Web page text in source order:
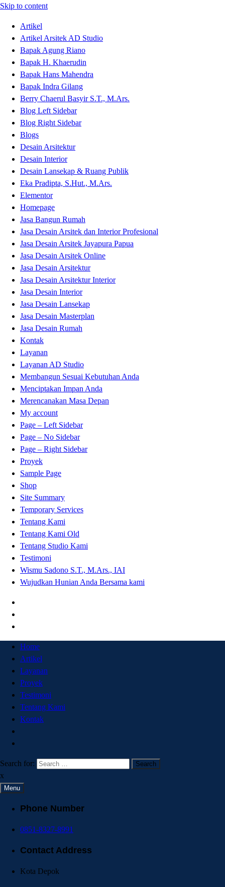
Skip to content
Artikel
Artikel Arsitek AD Studio
Bapak Agung Riano
Bapak H. Khaerudin
Bapak Hans Mahendra
Bapak Indra Gilang
Berry Chaerul Basyir S.T., M.Ars.
Blog Left Sidebar
Blog Right Sidebar
Blogs
Desain Arsitektur
Desain Interior
Desain Lansekap & Ruang Publik
Eka Pradipta, S.Hut., M.Ars.
Elementor
Homepage
Jasa Bangun Rumah
Jasa Desain Arsitek dan Interior Profesional
Jasa Desain Arsitek Jayapura Papua
Jasa Desain Arsitek Online
Jasa Desain Arsitektur
Jasa Desain Arsitektur Interior
Jasa Desain Interior
Jasa Desain Lansekap
Jasa Desain Masterplan
Jasa Desain Rumah
Kontak
Layanan
Layanan AD Studio
Membangun Sesuai Kebutuhan Anda
Menciptakan Impan Anda
Merencanakan Masa Depan
My account
Page – Left Sidebar
Page – No Sidebar
Page – Right Sidebar
Proyek
Sample Page
Shop
Site Summary
Temporary Services
Tentang Kami
Tentang Kami Old
Tentang Studio Kami
Testimoni
Wismu Sadono S.T., M.Ars., IAI
Wujudkan Hunian Anda Bersama kami
Home
Artikel
Layanan
Proyek
Testimoni
Tentang Kami
Kontak
Search for:
x
Menu
Phone Number
0851-8327-8991
Contact Address
Kota Depok